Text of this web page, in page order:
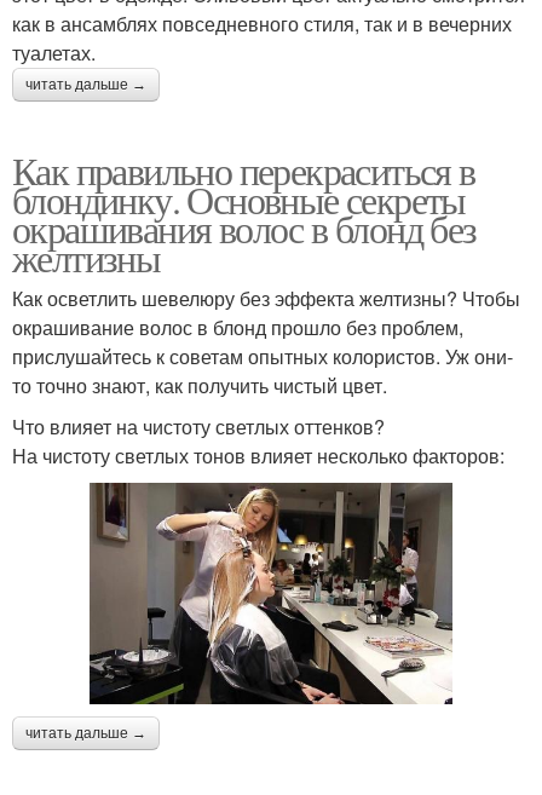
как в ансамблях повседневного стиля, так и в вечерних
туалетах.
читать дальше →
Как правильно перекраситься в
блондинку. Основные секреты
окрашивания волос в блонд без
желтизны
Как осветлить шевелюру без эффекта желтизны? Чтобы
окрашивание волос в блонд прошло без проблем,
прислушайтесь к советам опытных колористов. Уж они-
то точно знают, как получить чистый цвет.
Что влияет на чистоту светлых оттенков?
На чистоту светлых тонов влияет несколько факторов:
читать дальше →